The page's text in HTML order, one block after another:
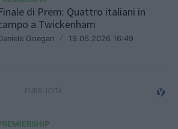
di Prem: Quattro italiani in
a Twickenham
Goegan / 19.06.2026 16:49